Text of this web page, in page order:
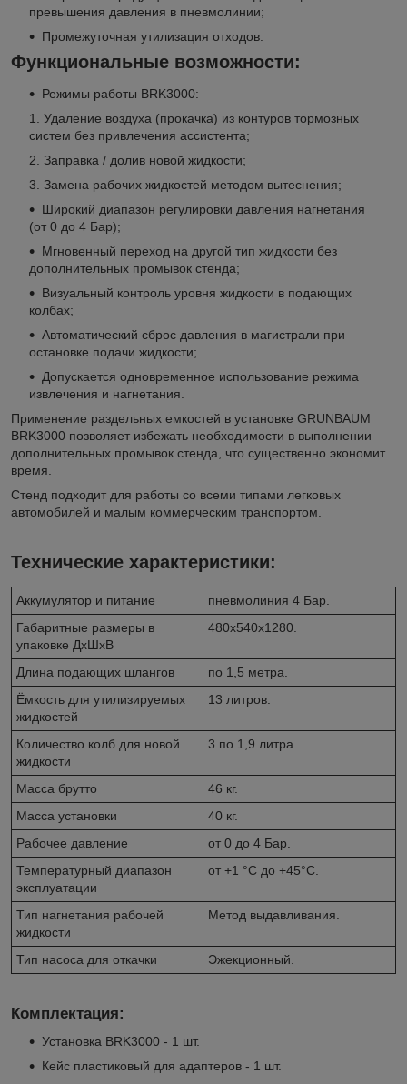
превышения давления в пневмолинии;
Промежуточная утилизация отходов.
Функциональные возможности:
Режимы работы BRK3000:
Удаление воздуха (прокачка) из контуров тормозных
систем без привлечения ассистента;
Заправка / долив новой жидкости;
Замена рабочих жидкостей методом вытеснения;
Широкий диапазон регулировки давления нагнетания
(от 0 до 4 Бар);
Мгновенный переход на другой тип жидкости без
дополнительных промывок стенда;
Визуальный контроль уровня жидкости в подающих
колбах;
Автоматический сброс давления в магистрали при
остановке подачи жидкости;
Допускается одновременное использование режима
извлечения и нагнетания.
Применение раздельных емкостей в установке GRUNBAUM
BRK3000 позволяет избежать необходимости в выполнении
дополнительных промывок стенда, что существенно экономит
время.
Стенд подходит для работы со всеми типами легковых
автомобилей и малым коммерческим транспортом.
Технические характеристики:
Аккумулятор и питание
пневмолиния 4 Бар.
Габаритные размеры в
упаковке ДхШхВ
480х540х1280.
Длина подающих шлангов
по 1,5 метра.
Ёмкость для утилизируемых
жидкостей
13 литров.
Количество колб для новой
жидкости
3 по 1,9 литра.
Масса брутто
46 кг.
Масса установки
40 кг.
Рабочее давление
от 0 до 4 Бар.
Температурный диапазон
эксплуатации
от +1 °С до +45°С.
Тип нагнетания рабочей
жидкости
Метод выдавливания.
Тип насоса для откачки Эжекционный.
Комплектация:
Установка BRK3000 - 1 шт.
Кейс пластиковый для адаптеров - 1 шт.